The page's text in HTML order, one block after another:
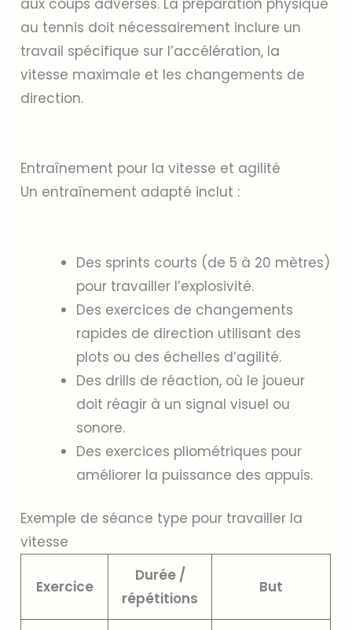
au tennis doit nécessairement inclure un
travail spécifique sur l’accélération, la
vitesse maximale et les changements de
direction.
Entraînement pour la vitesse et agilité
Un entraînement adapté inclut :
Des sprints courts (de 5 à 20 mètres)
pour travailler l’explosivité.
Des exercices de changements
rapides de direction utilisant des
plots ou des échelles d’agilité.
Des drills de réaction, où le joueur
doit réagir à un signal visuel ou
sonore.
Des exercices pliométriques pour
améliorer la puissance des appuis.
Exemple de séance type pour travailler la
vitesse
Exercice
Durée /
répétitions
But